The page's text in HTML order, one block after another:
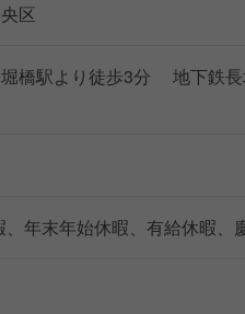
区
橋駅より徒歩3分 地下鉄
、年末年始休暇、有給休暇、